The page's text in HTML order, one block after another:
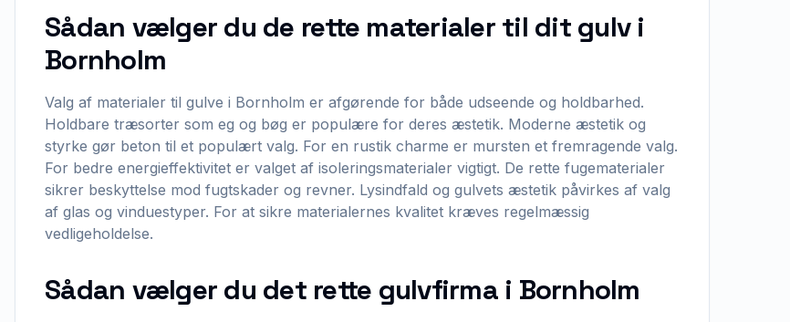
Sådan vælger du de rette materialer til dit gulv i
Bornholm
Valg af materialer til gulve i Bornholm er afgørende for både udseende og holdbarhed.
Holdbare træsorter som eg og bøg er populære for deres æstetik. Moderne æstetik og
styrke gør beton til et populært valg. For en rustik charme er mursten et fremragende valg.
For bedre energieffektivitet er valget af isoleringsmaterialer vigtigt. De rette fugematerialer
sikrer beskyttelse mod fugtskader og revner. Lysindfald og gulvets æstetik påvirkes af valg
af glas og vinduestyper. For at sikre materialernes kvalitet kræves regelmæssig
vedligeholdelse.
Sådan vælger du det rette gulvfirma i Bornholm